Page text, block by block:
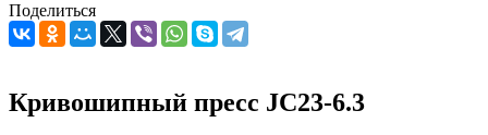
Поделиться
Кривошипный пресс JC23-6.3